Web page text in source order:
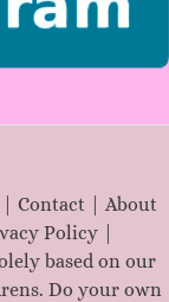
Contact
About
Policy|
based on our
Do your own